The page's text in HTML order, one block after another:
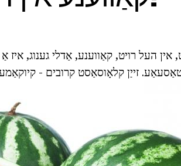
אין העל רויט, קאַווענע, אַדלי גענוג,
זייַן קלאָוסאַסט קרובים -